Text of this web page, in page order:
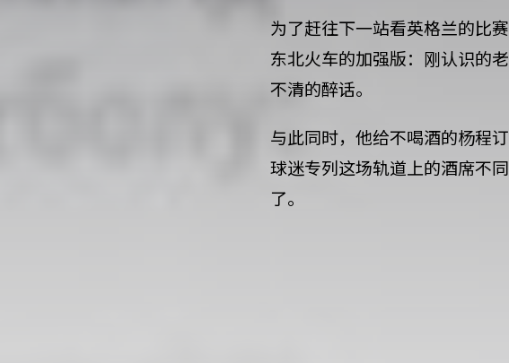
为了赶往下一站看英格兰的比
东北火车的加强版：刚认识的
不清的醉话。
与此同时，他给不喝酒的杨程
球迷专列这场轨道上的酒席不
了。